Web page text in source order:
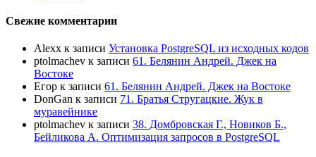
Свежие комментарии
Alexx к записи Установка PostgreSQL из исходных кодов
ptolmachev к записи 61. Белянин Андрей. Джек на
Востоке
Егор к записи 61. Белянин Андрей. Джек на Востоке
DonGan к записи 71. Братья Стругацкие. Жук в
муравейнике
ptolmachev к записи 38. Домбровская Г., Новиков Б.,
Бейликова А. Оптимизация запросов в PostgreSQL